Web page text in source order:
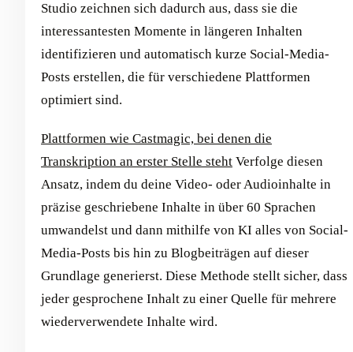
Studio zeichnen sich dadurch aus, dass sie die
interessantesten Momente in längeren Inhalten
identifizieren und automatisch kurze Social-Media-
Posts erstellen, die für verschiedene Plattformen
optimiert sind.
Plattformen wie Castmagic, bei denen die
Transkription an erster Stelle steht Verfolge diesen
Ansatz, indem du deine Video- oder Audioinhalte in
präzise geschriebene Inhalte in über 60 Sprachen
umwandelst und dann mithilfe von KI alles von Social-
Media-Posts bis hin zu Blogbeiträgen auf dieser
Grundlage generierst. Diese Methode stellt sicher, dass
jeder gesprochene Inhalt zu einer Quelle für mehrere
wiederverwendete Inhalte wird.